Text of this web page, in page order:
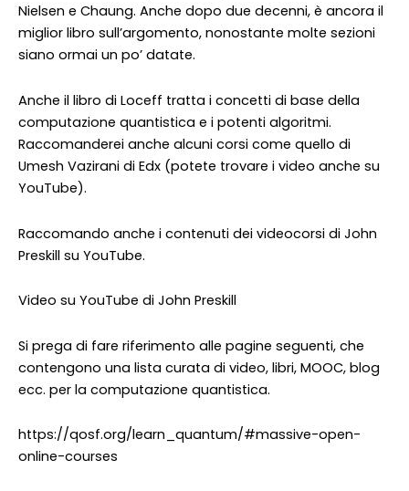
Nielsen e Chaung. Anche dopo due decenni, è ancora il
miglior libro sull’argomento, nonostante molte sezioni
siano ormai un po’ datate.
Anche il libro di Loceff tratta i concetti di base della
computazione quantistica e i potenti algoritmi.
Raccomanderei anche alcuni corsi come quello di
Umesh Vazirani di Edx (potete trovare i video anche su
YouTube).
Raccomando anche i contenuti dei videocorsi di John
Preskill su YouTube.
Video su YouTube di John Preskill
Si prega di fare riferimento alle pagine seguenti, che
contengono una lista curata di video, libri, MOOC, blog
ecc. per la computazione quantistica.
https://qosf.org/learn_quantum/#massive-open-
online-courses